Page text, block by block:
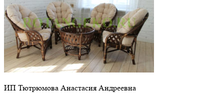
ИП Тютрюмова Анастасия Андреевна